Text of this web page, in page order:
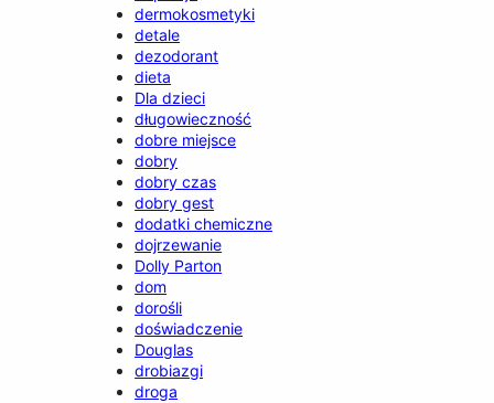
dermokosmetyki
detale
dezodorant
dieta
Dla dzieci
długowieczność
dobre miejsce
dobry
dobry czas
dobry gest
dodatki chemiczne
dojrzewanie
Dolly Parton
dom
dorośli
doświadczenie
Douglas
drobiazgi
droga